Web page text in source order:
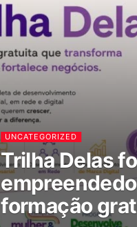
UNCATEGORIZED
Trilha Delas
formação